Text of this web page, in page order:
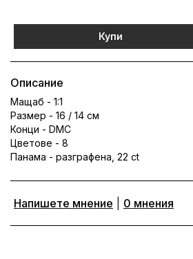
Купи
Описание
Мащаб - 1:1
Размер - 16 / 14 см
Конци - DMC
Цветове - 8
Панама - разграфена, 22 ct
Напишете мнение 0 мнения